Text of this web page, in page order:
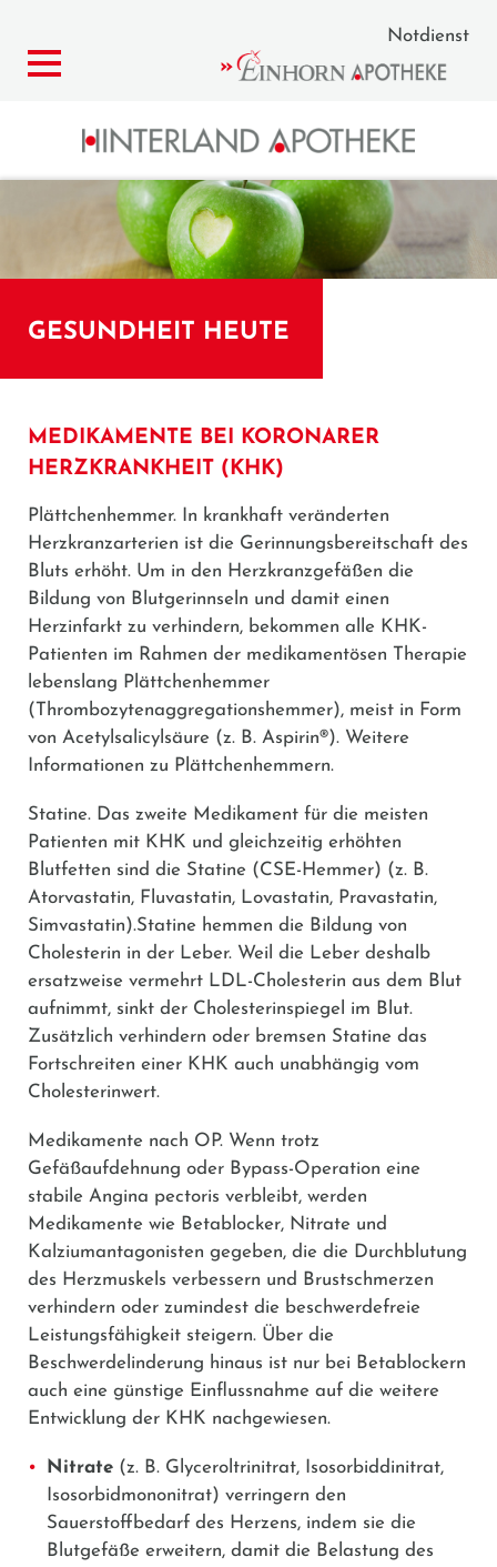
Notdienst
GESUNDHEIT HEUTE
MEDIKAMENTE BEI KORONARER
HERZKRANKHEIT (KHK)
Plättchenhemmer. In krankhaft veränderten
Herzkranzarterien ist die Gerinnungsbereitschaft des
Bluts erhöht. Um in den Herzkranzgefäßen die
Bildung von Blutgerinnseln und damit einen
Herzinfarkt zu verhindern, bekommen alle KHK-
Patienten im Rahmen der medikamentösen Therapie
lebenslang Plättchenhemmer
(Thrombozytenaggregationshemmer), meist in Form
von Acetylsalicylsäure (z. B. Aspirin®). Weitere
Informationen zu Plättchenhemmern.
Statine. Das zweite Medikament für die meisten
Patienten mit KHK und gleichzeitig erhöhten
Blutfetten sind die Statine (CSE-Hemmer) (z. B.
Atorvastatin, Fluvastatin, Lovastatin, Pravastatin,
Simvastatin).Statine hemmen die Bildung von
Cholesterin in der Leber. Weil die Leber deshalb
ersatzweise vermehrt LDL-Cholesterin aus dem Blut
aufnimmt, sinkt der Cholesterinspiegel im Blut.
Zusätzlich verhindern oder bremsen Statine das
Fortschreiten einer KHK auch unabhängig vom
Cholesterinwert.
Medikamente nach OP. Wenn trotz
Gefäßaufdehnung oder Bypass-Operation eine
stabile Angina pectoris verbleibt, werden
Medikamente wie Betablocker, Nitrate und
Kalziumantagonisten gegeben, die die Durchblutung
des Herzmuskels verbessern und Brustschmerzen
verhindern oder zumindest die beschwerdefreie
Leistungsfähigkeit steigern. Über die
Beschwerdelinderung hinaus ist nur bei Betablockern
auch eine günstige Einflussnahme auf die weitere
Entwicklung der KHK nachgewiesen.
Nitrate (z. B. Glyceroltrinitrat, Isosorbiddinitrat,
Isosorbidmononitrat) verringern den
Sauerstoffbedarf des Herzens, indem sie die
Blutgefäße erweitern, damit die Belastung des